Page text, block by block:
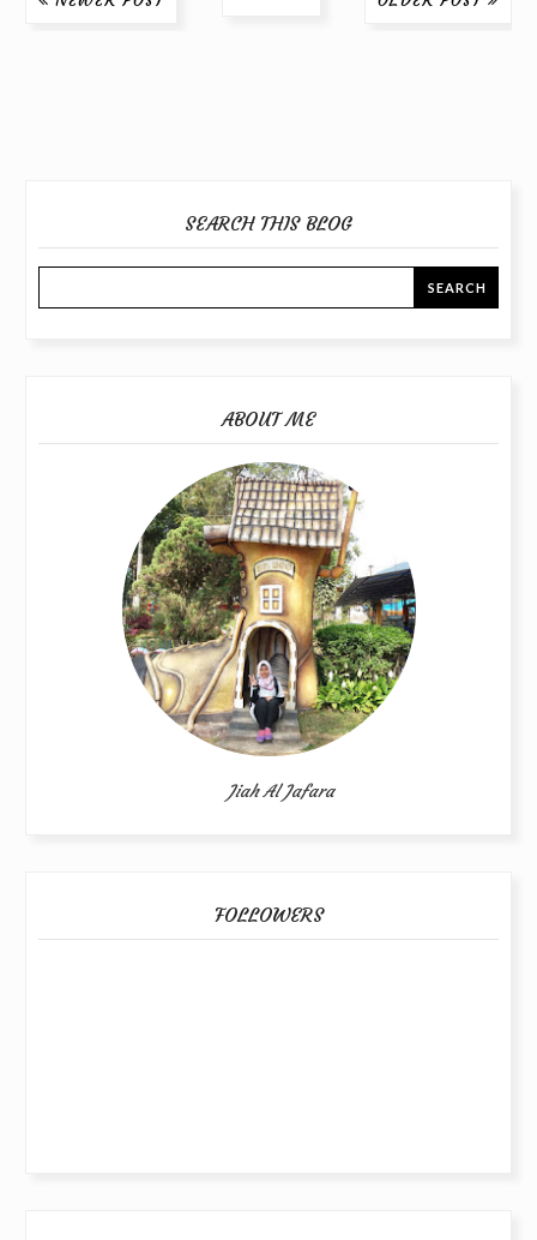
SEARCH THIS BLOG
ABOUT ME
Jiah Al Jafara
FOLLOWERS